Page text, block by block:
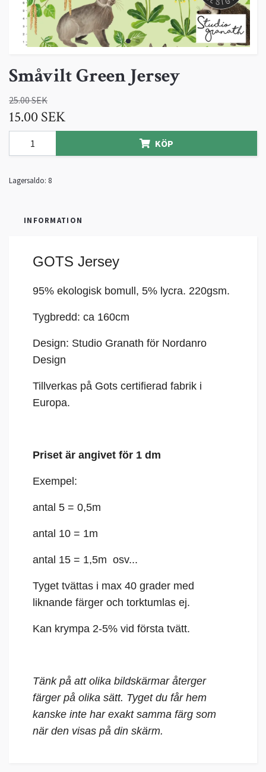
Småvilt Green Jersey
25.00 SEK
15.00 SEK
KÖP
Lagersaldo: 8
INFORMATION
GOTS Jersey
95% ekologisk bomull, 5% lycra. 220gsm.
Tygbredd: ca 160cm
Design: Studio Granath för Nordanro
Design
Tillverkas på Gots certifierad fabrik i
Europa.
Priset är angivet för 1 dm
Exempel:
antal 5 = 0,5m
antal 10 = 1m
antal 15 = 1,5m osv...
Tyget tvättas i max 40 grader med
liknande färger och torktumlas ej.
Kan krympa 2-5% vid första tvätt.
Tänk på att olika bildskärmar återger
färger på olika sätt. Tyget du får hem
kanske inte har exakt samma färg som
när den visas på din skärm.